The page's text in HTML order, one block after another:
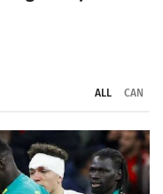
ALL CAN